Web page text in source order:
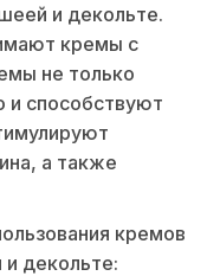
и декольте.
кремы с
не только
способствуют
а также
кремов
декольте: